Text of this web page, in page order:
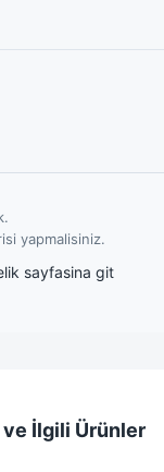
yapmalisiniz.
sayfasina git
ve İlgili Ürünler